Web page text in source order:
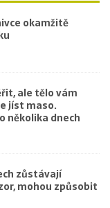
okamžitě
ale tělo vám
jíst maso.
několika dnech
zůstávají
mohou způsobit